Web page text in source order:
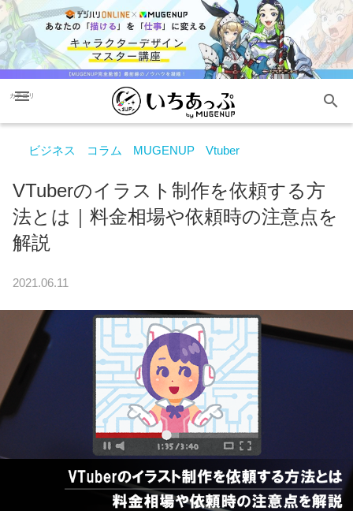
menu
カテゴリ search
ビジネス コラム MUGENUP Vtuber
VTuberのイラスト制作を依頼する方
法とは｜料金相場や依頼時の注意点を
解説
2021.06.11